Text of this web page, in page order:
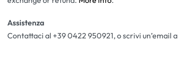
Assistenza
Contattaci al +39 0422 950921, o scrivi un’email a